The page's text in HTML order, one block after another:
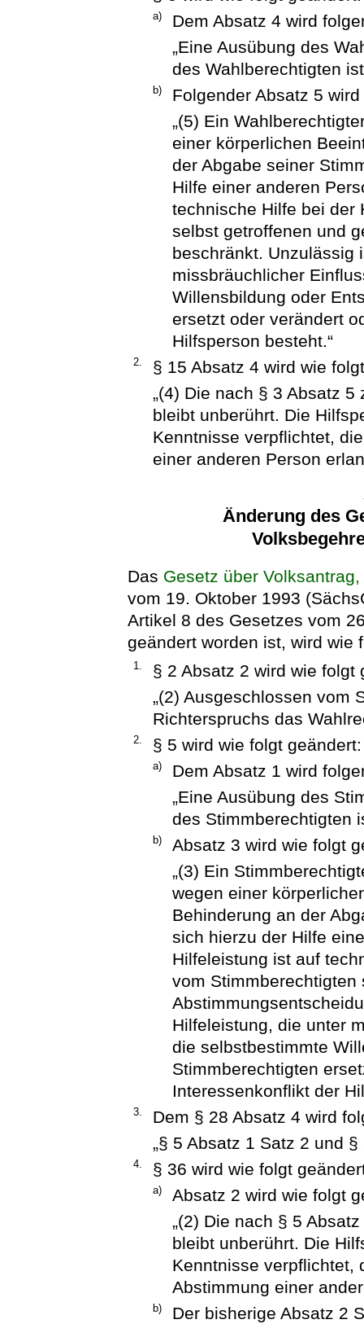
a)
Dem Absatz 4 wird
„Eine Ausübung des
des Wahlberechtigten
b)
Folgender Absatz 5
„(5) Ein
einer körperlichen
der Abgabe seiner
Hilfe einer anderen
technische Hilfe bei der
selbst getroffenen und
beschränkt. Unzulässig
missbräuchlicher
Willensbildung oder
ersetzt oder verändert
Hilfsperson besteht.“
2.
§ 15 Absatz 4 wird wie
„(4) Die nach § 3 Absatz
bleibt unberührt. Die
Kenntnisse verpflichtet,
einer anderen Person
Änderung des
Das Gesetz über
vom 19. Oktober 1993
Artikel 8 des Gesetzes vom
geändert worden ist, wird wie
1.
§ 2 Absatz 2 wird wie folgt
„(2) Ausgeschlossen vom
Richterspruchs das
2. § 5 wird wie folgt geändert:
a)
Dem Absatz 1 wird
„Eine Ausübung des
des Stimmberechtigten
b)
Absatz 3 wird wie folgt
„(3) Ein
wegen einer
Behinderung an der
sich hierzu der Hilfe
Hilfeleistung ist auf
vom
Hilfeleistung, die unter
die selbstbestimmte
Stimmberechtigten
Interessenkonflikt der
3.
Dem § 28 Absatz 4 wird
„§ 5 Absatz 1 Satz 2 und
4. § 36 wird wie folgt
a)
Absatz 2 wird wie folgt
„(2) Die nach § 5
bleibt unberührt. Die
Kenntnisse verpflichtet,
Abstimmung einer
b) Der bisherige Absatz 2